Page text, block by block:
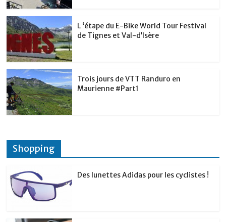
L ‘étape du E-Bike World Tour Festival
de Tignes et Val-d’Isère
Trois jours de VTT Randuro en
Maurienne #Part1
Shopping
Des lunettes Adidas pour les cyclistes !